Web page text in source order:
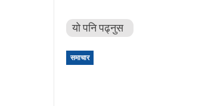
यो पनि पढ्नुस
समाचार